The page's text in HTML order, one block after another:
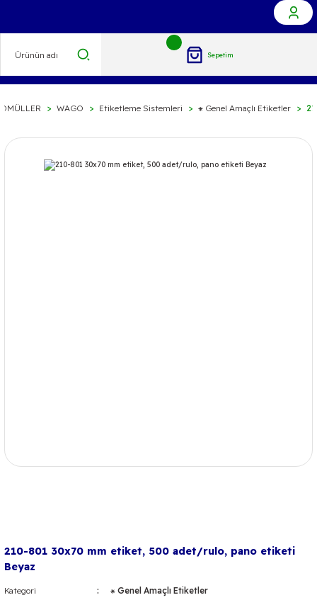
Sepetim
WAGO Etiketleme Sistemleri ⁕ Genel Amaçlı Etiketler
210-801 30x70 mm etiket, 500 adet/rulo, pano etiketi
Beyaz
Kategori
⁕ Genel Amaçlı Etiketler